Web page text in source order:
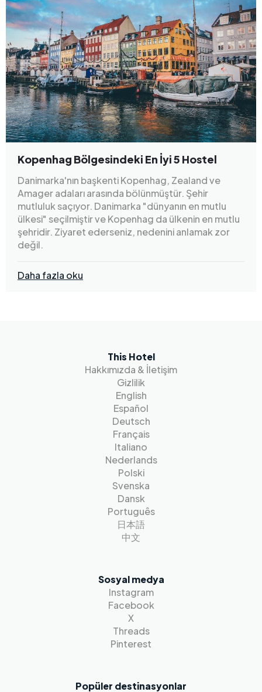
Kopenhag Bölgesindeki En İyi 5 Hostel
Danimarka'nın başkenti Kopenhag, Zealand ve
Amager adaları arasında bölünmüştür. Şehir
mutluluk saçıyor. Danimarka "dünyanın en mutlu
ülkesi" seçilmiştir ve Kopenhag da ülkenin en mutlu
şehridir. Ziyaret ederseniz, nedenini anlamak zor
değil.
Daha fazla oku
This Hotel
Hakkımızda & İletişim
Gizlilik
English
Español
Deutsch
Français
Italiano
Nederlands
Polski
Svenska
Dansk
Português
日本語
中文
Sosyal medya
Instagram
Facebook
X
Threads
Pinterest
Popüler destinasyonlar